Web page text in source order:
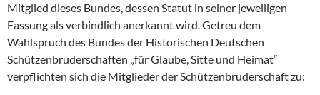
Mitglied dieses Bundes, dessen Statut in seiner jeweiligen
Fassung als verbindlich anerkannt wird. Getreu dem
Wahlspruch des Bundes der Historischen Deutschen
Schützenbruderschaften „für Glaube, Sitte und Heimat“
verpflichten sich die Mitglieder der Schützenbruderschaft zu: